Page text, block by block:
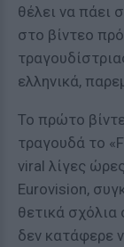
θέλει να πάει
στο βίντεο
ελληνικά,
Το πρώτο
τραγουδά το
viral λίγες
Eurovision,
θετικά
δεν κατάφερε